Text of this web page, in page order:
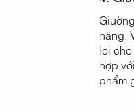
năng.
lợi
hợp
phẩm